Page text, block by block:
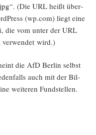
“. (Die URL heißt über­
(wp.com) liegt eine
die vom unter der URL
wird.)
die AfD Ber­lin selbst
auch mit der Bil­
wei­te­ren Fundstellen.